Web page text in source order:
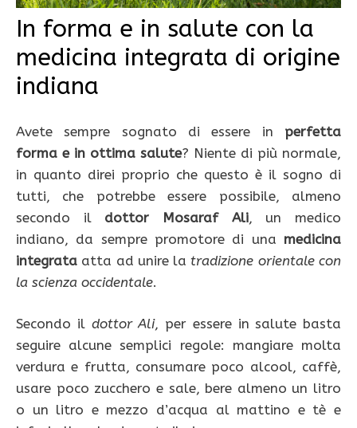
In forma e in salute con la
medicina integrata di origine
indiana
Avete sempre sognato di essere in perfetta
forma e in ottima salute? Niente di più normale,
in quanto direi proprio che questo è il sogno di
tutti, che potrebbe essere possibile, almeno
secondo il dottor Mosaraf Ali, un medico
indiano, da sempre promotore di una medicina
integrata atta ad unire latradizione orientale con
la scienza occidentale.
Secondo il dottor Ali, per essere in salute basta
seguire alcune semplici regole: mangiare molta
verdura e frutta, consumare poco alcool, caffè,
usare poco zucchero e sale, bere almeno un litro
o un litro e mezzo d’acqua al mattino e tè e